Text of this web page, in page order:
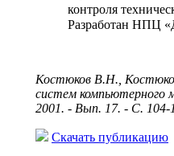
контроля
Разработан НПЦ
Костюков В.Н.,
систем компьютерного
2001. - Вып. 17. - С. 104-
Скачать публикацию